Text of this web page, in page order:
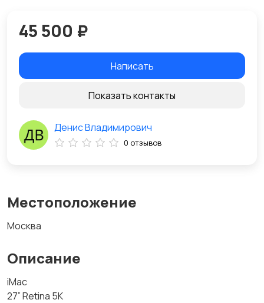
Местоположение
Москва
Описание
iMac
27” Retina 5K
45 500 ₽
Написать
Показать контакты
Денис Владимирович
0 отзывов